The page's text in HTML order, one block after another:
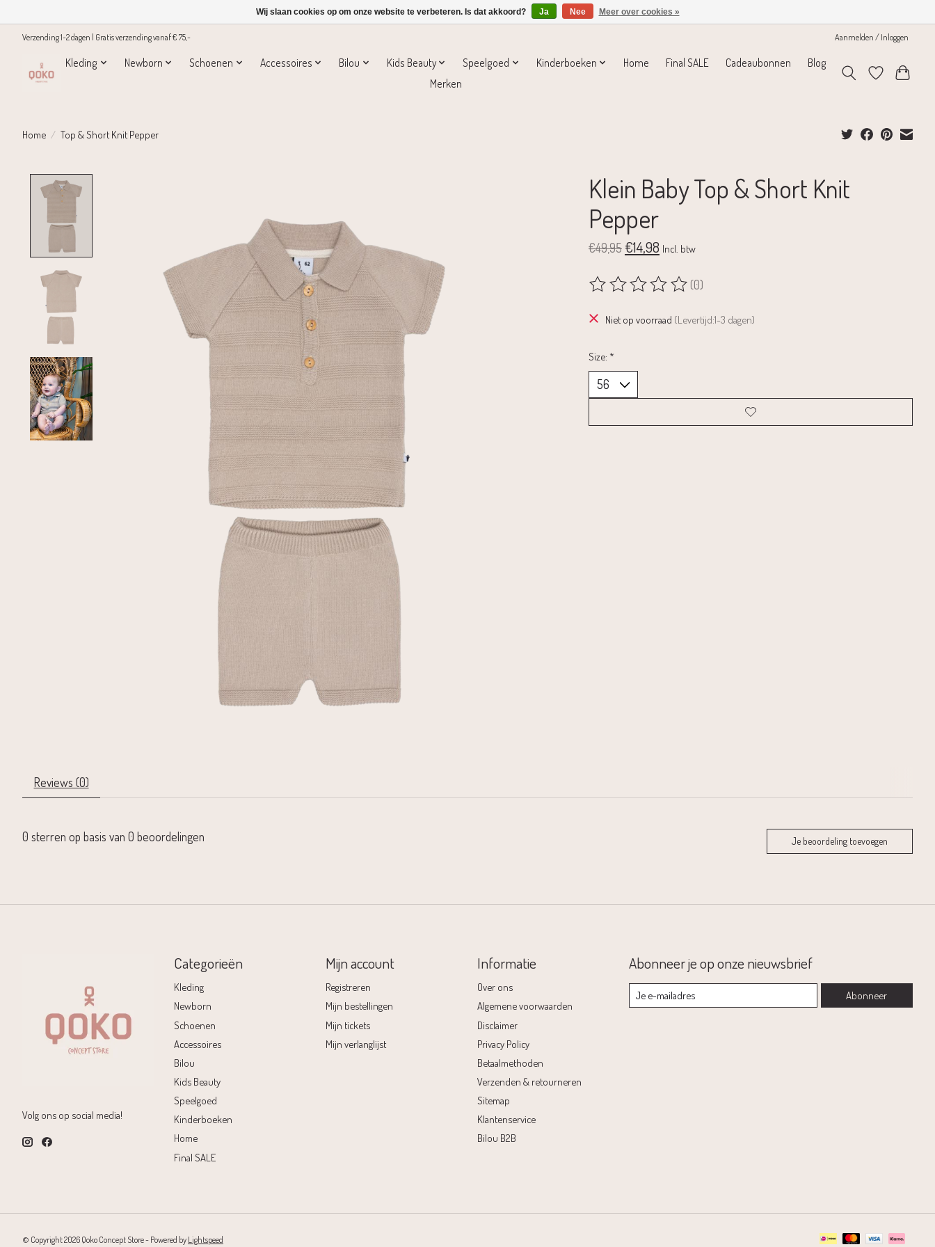
Verzending 1-2 dagen | Gratis verzending vanaf € 75,- Aanmelden / Inloggen
Kleding Newborn Schoenen Accessoires Bilou Kids Beauty Speelgoed Kinderboeken Home Final SALE Cadeaubonnen
Blog
Merken
Home / Top & Short Knit Pepper
Klein Baby Top & Short Knit
Pepper
€49,95 €14,98 Incl. btw
De beoordeling van dit product is
(0)
Niet op voorraad (Levertijd:1-3 dagen)
Size: *
Reviews (0)
0 sterren op basis van 0 beoordelingen Je beoordeling toevoegen
Volg ons op social media!
Categorieën
Kleding
Newborn
Schoenen
Accessoires
Bilou
Kids Beauty
Speelgoed
Kinderboeken
Home
Final SALE
Mijn account
Registreren
Mijn bestellingen
Mijn tickets
Mijn verlanglijst
Informatie
Over ons
Algemene voorwaarden
Disclaimer
Privacy Policy
Betaalmethoden
Verzenden & retourneren
Sitemap
Klantenservice
Bilou B2B
Abonneer je op onze nieuwsbrief
Abonneer
© Copyright 2026 Qoko Concept Store - Powered byLightspeed
Wij slaan cookies op om onze website te verbeteren. Is dat akkoord? Ja Nee Meer over cookies »